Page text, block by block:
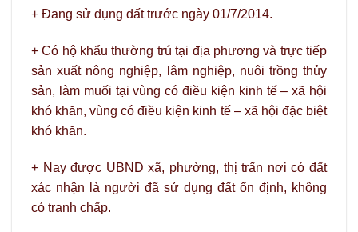
+ Đang sử dụng đất trước ngày 01/7/2014.
+ Có hộ khẩu thường trú tại địa phương và trực tiếp
sản xuất nông nghiệp, lâm nghiệp, nuôi trồng thủy
sản, làm muối tại vùng có điều kiện kinh tế – xã hội
khó khăn, vùng có điều kiện kinh tế – xã hội đặc biệt
khó khăn.
+ Nay được UBND xã, phường, thị trấn nơi có đất
xác nhận là người đã sử dụng đất ổn định, không
có tranh chấp.